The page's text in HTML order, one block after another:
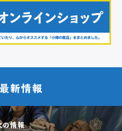
新情報
の情報